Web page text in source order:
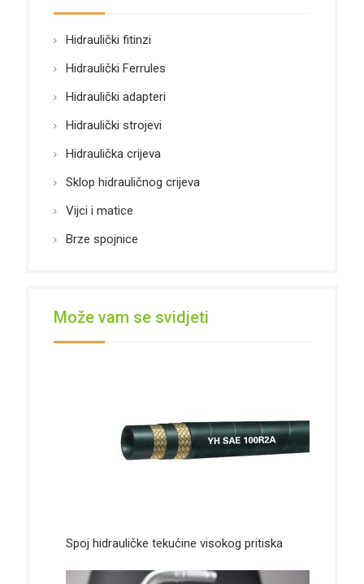
Hidraulički fitinzi
Hidraulički Ferrules
Hidraulički adapteri
Hidraulički strojevi
Hidraulička crijeva
Sklop hidrauličnog crijeva
Vijci i matice
Brze spojnice
Može vam se svidjeti
Spoj hidrauličke tekućine visokog pritiska